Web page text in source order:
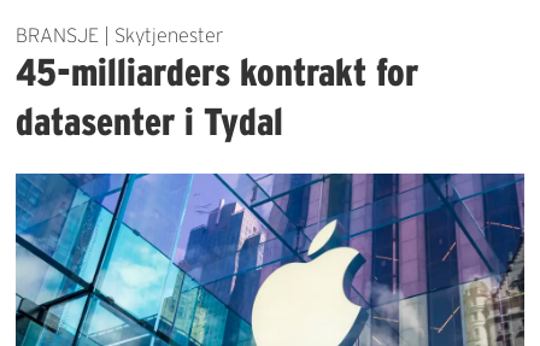
BRANSJE | Skytjenester
45-milliarders kontrakt for
datasenter i Tydal